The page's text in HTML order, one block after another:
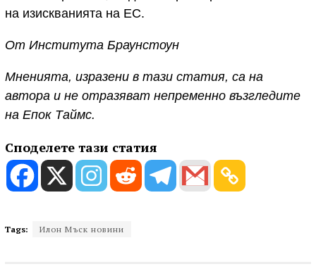
на изискванията на ЕС.
От Института Браунстоун
Мненията, изразени в тази статия, са на
автора и не отразяват непременно възгледите
на Епок Таймс.
Споделете тази статия
Tags: Илон Мъск новини